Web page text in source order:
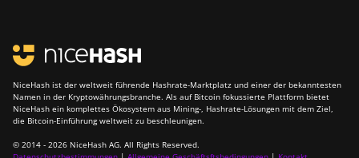
NiceHash ist der weltweit führende Hashrate-Marktplatz und einer der bekanntesten
Namen in der Kryptowährungsbranche. Als auf Bitcoin fokussierte Plattform bietet
NiceHash ein komplettes Ökosystem aus Mining-, Hashrate-Lösungen mit dem Ziel,
die Bitcoin-Einführung weltweit zu beschleunigen.
© 2014 - 2026 NiceHash AG. All Rights Reserved.